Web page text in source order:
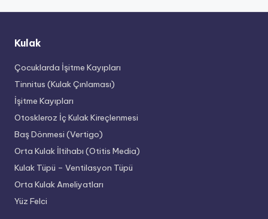
Kulak
Çocuklarda İşitme Kayıpları
Tinnitus (Kulak Çınlaması)
İşitme Kayıpları
Otoskleroz İç Kulak Kireçlenmesi
Baş Dönmesi (Vertigo)
Orta Kulak İltihabı (Otitis Media)
Kulak Tüpü – Ventilasyon Tüpü
Orta Kulak Ameliyatları
Yüz Felci